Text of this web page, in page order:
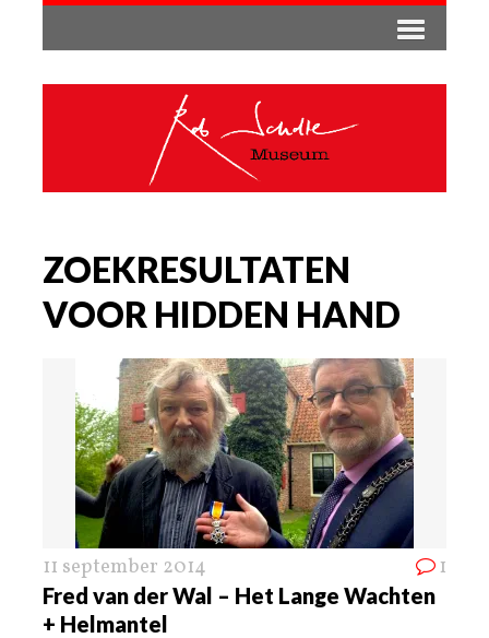
ZOEKRESULTATEN
VOOR HIDDEN HAND
11 september 2014 1
Fred van der Wal – Het Lange Wachten
+ Helmantel